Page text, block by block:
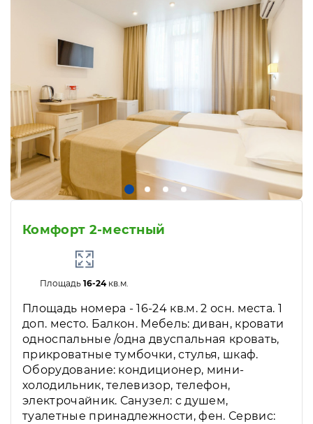
Комфорт 2-местный
Площадь16-24кв.м.
Площадь номера - 16-24 кв.м. 2 осн. места. 1
доп. место. Балкон. Мебель: диван, кровати
односпальные /одна двуспальная кровать,
прикроватные тумбочки, стулья, шкаф.
Оборудование: кондиционер, мини-
холодильник, телевизор, телефон,
электрочайник. Санузел: с душем,
туалетные принадлежности, фен. Сервис: